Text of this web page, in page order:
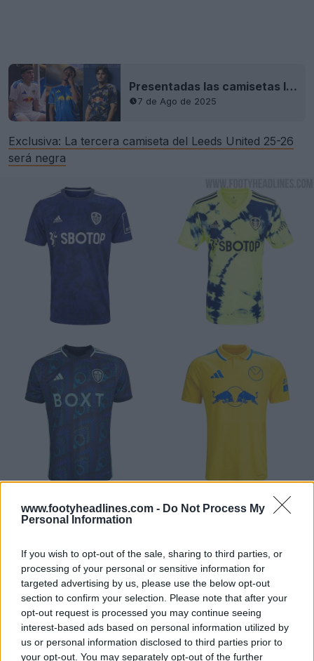
www.footyheadlines.com - Do Not Process My
Personal Information
If you wish to opt-out of the sale, sharing to third parties, or
processing of your personal or sensitive information for
targeted advertising by us, please use the below opt-out
section to confirm your selection. Please note that after your
opt-out request is processed you may continue seeing
interest-based ads based on personal information utilized by
us or personal information disclosed to third parties prior to
your opt-out. You may separately opt-out of the further
Presentadas las camisetas local, visitante y tercera del Leeds United 25-26
7 de Ago de 2025
Exclusiva: La tercera camiseta del Leeds United 25-26
será negra